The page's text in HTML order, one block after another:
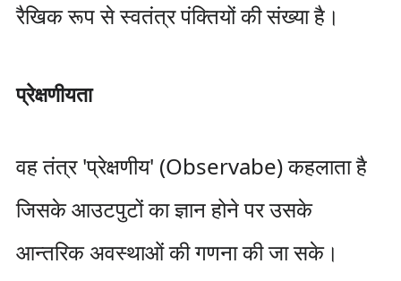
रैखिक रूप से स्वतंत्र पंक्तियों की संख्या है।
प्रेक्षणीयता
वह तंत्र 'प्रेक्षणीय' (Observabe) कहलाता है
जिसके आउटपुटों का ज्ञान होने पर उसके
आन्तरिक अवस्थाओं की गणना की जा सके।